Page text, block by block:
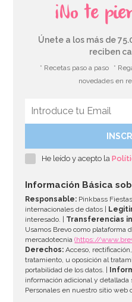
Mantel de Plástico Telaraña
¡No te
Únete a los más de
reciben
* Recetas paso a paso *
novedades en
He leído y acepto la
Información Básica
Responsable: Pinkbass Fiestas
internacionales de datos |
interesado. | Transferencias
Usamos Brevo como plataforma
mercadotecnia(https://
Derechos: Acceso,
tratamiento, u oposición al
portabilidad de los datos. |
información adicional y detallada
Personales en nuestro sitio web